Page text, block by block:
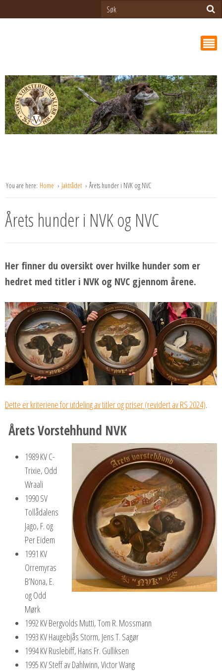
You are here: Home Jaktrådet Årets hunder i NVK og NVC
Årets hunder i NVK og NVC
Her finner du oversikt over hvilke hunder som er
hedret med titler i NVK og NVC gjennom årene.
Dette er kriteriene for utdeling av titler og priser (revidert av RS 2024).
Årets Vorstehhund NVK
1989 KV C-
Trixie, Odd
Wraali
1990 SV
Tollådalens
Jago, F. og
Per Eidem
1991 KV
Orremyras
B’Nona, E.
og Odd
Mørk
1992 KV Bergvolds Mutti, Tom R. Mossmann
1993 KV Haugebjås Storm, Jens T. Sagør
1994 KV Ruslebiff, Hans Fr. Gulliksen
1995 KV Steff av Dahlwinn, Victor Wang